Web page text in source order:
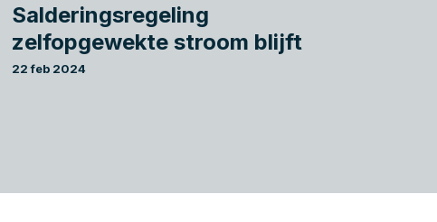
Salderingsregeling
zelfopgewekte stroom blijft
22 feb 2024